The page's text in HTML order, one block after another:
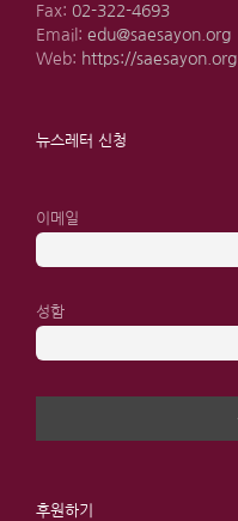
Fax: 02-322-4693
Email: edu@saesayon.org
Web: https://saesayon.org
뉴스레터 신청
이메일
성함
후원하기